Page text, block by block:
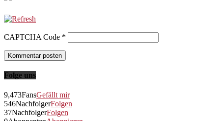
CAPTCHA Code *
Folge uns
9,473FansGefällt mir
546NachfolgerFolgen
37NachfolgerFolgen